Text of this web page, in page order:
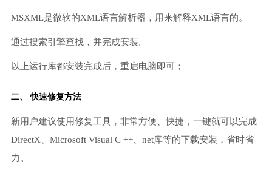
MSXML是微软的XML语言解析器，用来解释XML语言的。
通过搜索引擎查找，并完成安装。
以上运行库都安装完成后，重启电脑即可；
二、 快速修复方法
新用户建议使用修复工具，非常方便、快捷，一键就可以完成
DirectX、Microsoft Visual C ++、net库等的下载安装，省时省
力。